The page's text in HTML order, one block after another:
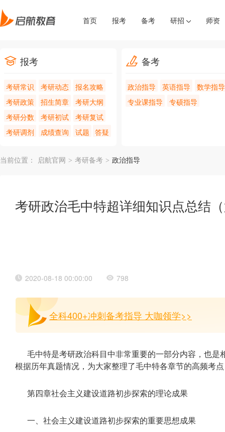
首页 报考 备考 研招 师资
报考
考研常识 考研动态
报名攻略
考研政策
招生简章
考研大纲
考研分数
考研初试
考研复试
考研调剂
成绩查询 试题 答疑
备考
政治指导 英语指导
数学指导
专业课指导
专硕指导
当前位置： 启航官网 > 考研备考 > 政治指导
考研政治毛中特超详细知识点总结
2020-08-18 00:00:00 798
全科400+冲刺备考指导 大咖领学>>
毛中特是考研政治科目中非常重要的一部分内容，也
根据历年真题情况，为大家整理了毛中特各章节的高频考
第四章社会主义建设道路初步探索的理论成果
一、社会主义建设道路初步探索的重要思想成果